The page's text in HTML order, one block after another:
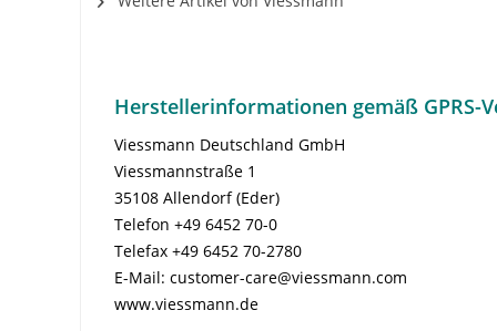
Herstellerinformationen gemäß GPRS-
Viessmann Deutschland GmbH
Viessmannstraße 1
35108 Allendorf (Eder)
Telefon +49 6452 70-0
Telefax +49 6452 70-2780
E-Mail: customer-care@viessmann.com
www.viessmann.de